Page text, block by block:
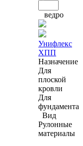
ведро
Унифлекс
ХПП
Назначение
Для
плоской
кровли
Для
фундамента
Вид
Рулонные
материалы